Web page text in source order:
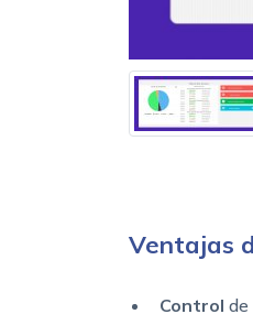
Ventajas
Control de